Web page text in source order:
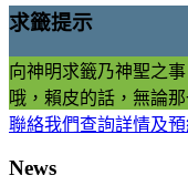
求籤提示
向神明求籤乃神聖之
哦，賴皮的話，無論
聯絡我們查詢詳情及預
News